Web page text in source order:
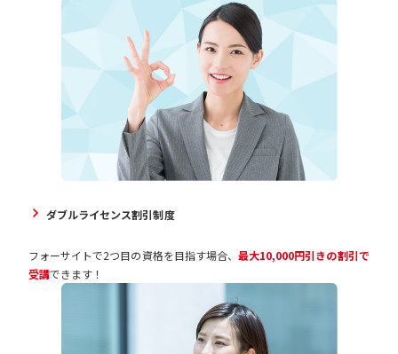
ダブルライセンス割引制度
フォーサイトで2つ目の資格を目指す場合、 最大10,000円引きの割引で
受講できます！